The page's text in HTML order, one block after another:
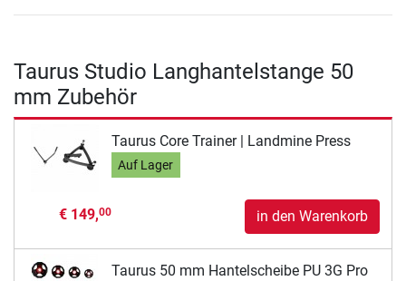
Taurus Studio Langhantelstange 50
mm Zubehör
Taurus Core Trainer | Landmine Press
Auf Lager
€ 149,00 in den Warenkorb
Taurus 50 mm Hantelscheibe PU 3G Pro